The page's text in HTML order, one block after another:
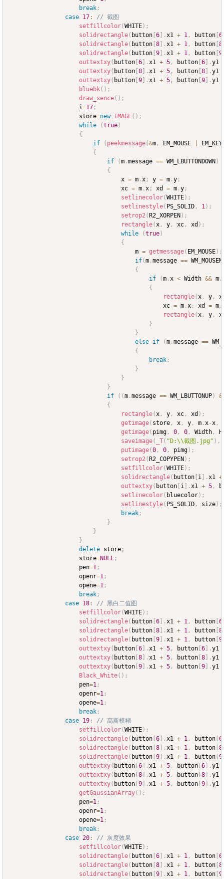
break ;
case 17:
// 截图
setfillcolor(WHITE) ;
solidrectangle( button 6 .x1 + 1 , button 6
solidrectangle( button 8 .x1 + 1 , button 8
solidrectangle( button 9 .x1 + 1 , button 9
outtextxy( button 6 .x1 + 5 , button 6 .y1
outtextxy( button 8 .x1 + 5 , button 8 .y1
outtextxy( button 9 .x1 + 5 , button 9 .y1
bluebk( ) ;
draw_sence( ) ;
					i
=17 ;
					store
=new IMAGE( ) ;
while
(true)
{
if
( peekmessage(&m , EM_MOUSE EM_KEY
{
if
(m .message == WM_LBUTTONDOWN )
{
								x
= m .x ; y = m .y ;
								xc
= m .x ; xd = m .y ;
setlinecolor(WHITE) ;
setlinestyle( PS_SOLID , 1) ;
setrop2( R2_XORPEN ) ;
rectangle(x , y , xc , xd ) ;
while
(true)
{
									m
= getmessage( EM_MOUSE) ;
if(m .message ==
{
if
(m .x < Width && m .
{
rectangle(x , y ,
											xc
= m .x ; xd = m .
rectangle(x , y ,
}
}
else if (m .message ==
{
break ;
}
}
}
if
( (m .message == WM_LBUTTONUP)
{
rectangle(x , y , xc , xd ) ;
getimage( store , x , y , m .x-x ,
getimage( pimg , 0 , 0 , Width ,
saveimage( _T( "D:\\截图.jpg" ) ,
putimage(0 , 0 , pimg) ;
setrop2( R2_COPYPEN ) ;
setfillcolor(WHITE) ;
solidrectangle( button i .x1 +
outtextxy( button i .x1 + 5 ,
setlinecolor( bluecolor) ;
setlinestyle( PS_SOLID , size) ;
break ;
}
}
}
delete store ;
					store
=NULL ;
					pen
=1 ;
					openr
=1 ;
					opene
=1 ;
break ;
case 18:
// 黑白二值图
setfillcolor(WHITE) ;
solidrectangle( button 6 .x1 + 1 , button 6
solidrectangle( button 8 .x1 + 1 , button 8
solidrectangle( button 9 .x1 + 1 , button 9
outtextxy( button 6 .x1 + 5 , button 6 .y1
outtextxy( button 8 .x1 + 5 , button 8 .y1
outtextxy( button 9 .x1 + 5 , button 9 .y1
Black_White( ) ;
					pen
=1 ;
					openr
=1 ;
					opene
=1 ;
break ;
case 19:
// 高斯模糊
setfillcolor(WHITE) ;
solidrectangle( button 6 .x1 + 1 , button 6
solidrectangle( button 8 .x1 + 1 , button 8
solidrectangle( button 9 .x1 + 1 , button 9
outtextxy( button 6 .x1 + 5 , button 6 .y1
outtextxy( button 8 .x1 + 5 , button 8 .y1
outtextxy( button 9 .x1 + 5 , button 9 .y1
getGaussianArray( ) ;
					pen
=1 ;
					openr
=1 ;
					opene
=1 ;
break ;
case 20:
// 灰度效果
setfillcolor(WHITE) ;
solidrectangle( button 6 .x1 + 1 , button 6
solidrectangle( button 8 .x1 + 1 , button 8
solidrectangle( button 9 .x1 + 1 , button 9